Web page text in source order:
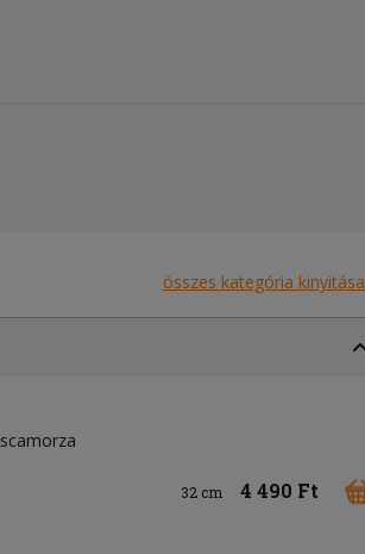
összes kategória kinyitása
scamorza
32 cm 4 490 Ft